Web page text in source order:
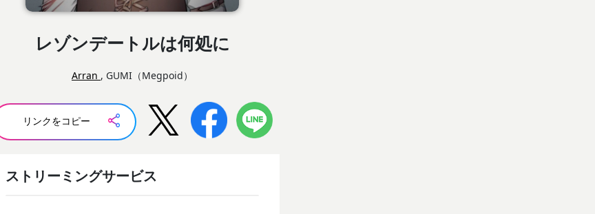
レゾンデートルは何処に
Arran , GUMI（Megpoid）
リンクをコピー
ストリーミングサービス